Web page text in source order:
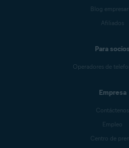
Blog
Afiliados
Para socios
Operadores de
Empresa
Contáctenos
Empleo
Centro de